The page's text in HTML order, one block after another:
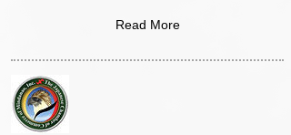
Read More